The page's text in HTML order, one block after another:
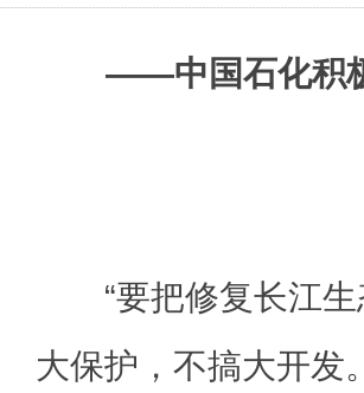
——中国石化积
“要把修复长江生
大保护，不搞大开发